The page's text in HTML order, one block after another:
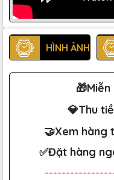
HÌNH ẢNH
💎Thu
🤝Xem hàng
✅Đặt hàng